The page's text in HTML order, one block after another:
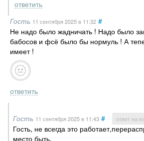
ответить
Гость 11 сентября 2025в 11:32 #
Не надо было жадничать ! Надо было
бабосов и фсё было бы нормуль ! А
имеет !
ответить
Гость 11 сентября 2025в 11:43 # ответ на
Гость, не всегда это
место быть.